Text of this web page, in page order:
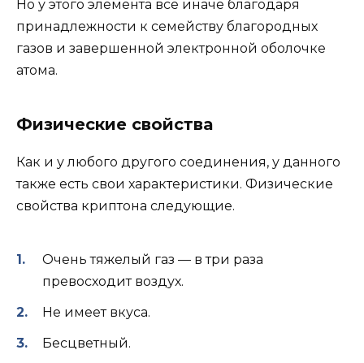
Но у этого элемента все иначе благодаря
принадлежности к семейству благородных
газов и завершенной электронной оболочке
атома.
Физические свойства
Как и у любого другого соединения, у данного
также есть свои характеристики. Физические
свойства криптона следующие.
Очень тяжелый газ — в три раза
превосходит воздух.
Не имеет вкуса.
Бесцветный.